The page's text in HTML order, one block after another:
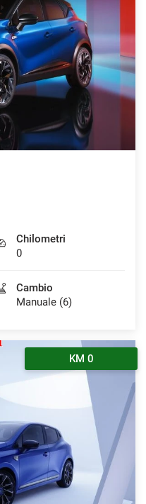
Chilometri
0
Cambio
Manuale (6)
KM 0